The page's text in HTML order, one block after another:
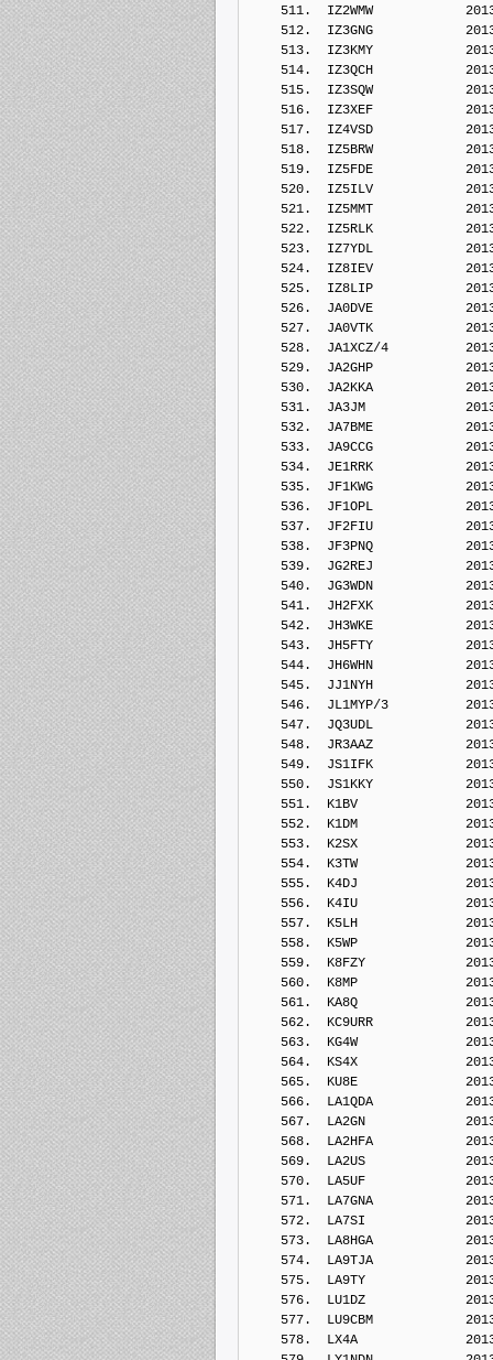
511.  IZ2WMW
512.  IZ3GNG
513.  IZ3KMY
514.  IZ3QCH
515.  IZ3SQW
516.  IZ3XEF
517.  IZ4VSD
518.  IZ5BRW
519.  IZ5FDE
520.  IZ5ILV
521.  IZ5MMT
522.  IZ5RLK
523.  IZ7YDL
524.  IZ8IEV
525.  IZ8LIP
526.  JA0DVE
527.  JA0VTK
528.  JA1XCZ/4
529.  JA2GHP
530.  JA2KKA
531.  JA3JM
532.  JA7BME
533.  JA9CCG
534.  JE1RRK
535.  JF1KWG
536.  JF1OPL
537.  JF2FIU
538.  JF3PNQ
539.  JG2REJ
540.  JG3WDN
541.  JH2FXK
542.  JH3WKE
543.  JH5FTY
544.  JH6WHN
545.  JJ1NYH
546.  JL1MYP/3
547.  JQ3UDL
548.  JR3AAZ
549.  JS1IFK
550.  JS1KKY
551.  K1BV
552.  K1DM
553.  K2SX
554.  K3TW
555.  K4DJ
556.  K4IU
557.  K5LH
558.  K5WP
559.  K8FZY
560.  K8MP
561.  KA8Q
562.  KC9URR
563.  KG4W
564.  KS4X
565.  KU8E
566.  LA1QDA
567.  LA2GN
568.  LA2HFA
569.  LA2US
570.  LA5UF
571.  LA7GNA
572.  LA7SI
573.  LA8HGA
574.  LA9TJA
575.  LA9TY
576.  LU1DZ
577.  LU9CBM
578.  LX4A